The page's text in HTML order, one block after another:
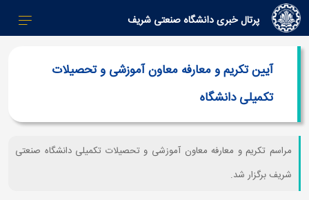
پرتال خبری دانشگاه صنعتی شریف
آیین تکریم و معارفه معاون آموزشی و تحصیلات
تکمیلی دانشگاه
مراسم تکریم و معارفه معاون آموزشی و تحصیلات تکمیلی دانشگاه صنعتی
شریف برگزار شد.